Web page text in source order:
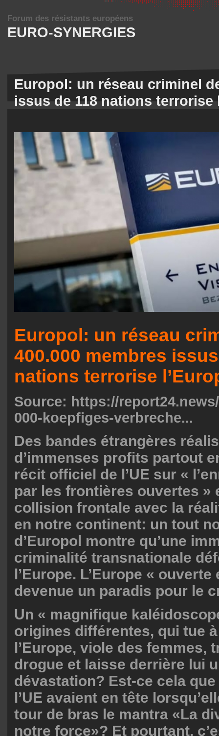
EURO-SYNERGIES
Forum des résistants européens
Europol: un réseau criminel
issus de 118 nations terrorise
Europol: un réseau
400.000 membres
nations terrorise
Source: https://
000-koepfiges-verbreche...
Des bandes étrangères
d’immenses profits partout
récit officiel de l’UE sur «
par les frontières ouvertes »
collision frontale avec la
en notre continent: un tout
d’Europol montre qu’une
criminalité transnationale
l’Europe. L’Europe «
devenue un paradis pour le
Un « magnifique
origines différentes, qui tue
l’Europe, viole des femmes,
drogue et laisse derrière lui
dévastation? Est-ce cela
l’UE avaient en tête
tour de bras le mantra «La
notre force»? Et pourtant,